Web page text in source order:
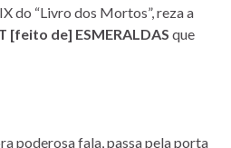
do “Livro dos Mortos”, reza a
[feito de] ESMERALDAS que
poderosa fala, passa pela porta